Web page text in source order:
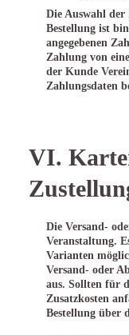
Die Auswahl
Bestellung ist
angegebenen
Zahlung von
der Kunde
Zahlungsdaten
VI.
Die Versand-
Veranstaltung.
Varianten
Versand- oder
aus. Sollten für
Zusatzkosten
Bestellung über